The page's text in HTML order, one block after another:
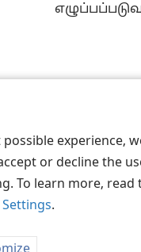
experience,
or decline the
To learn more, read
Settings.